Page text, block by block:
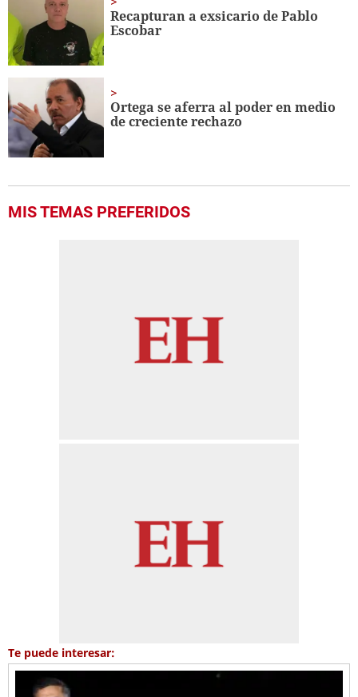
Recapturan a exsicario de Pablo
Escobar
Ortega se aferra al poder en medio
de creciente rechazo
MIS TEMAS PREFERIDOS
Te puede interesar: